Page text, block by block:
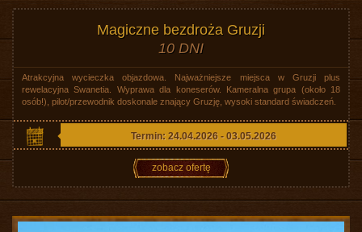
Magiczne bezdroża Gruzji
10 DNI
Atrakcyjna wycieczka objazdowa. Najważniejsze miejsca w Gruzji plus
rewelacyjna Swanetia. Wyprawa dla koneserów. Kameralna grupa (około 18
osób!), pilot/przewodnik doskonale znający Gruzję, wysoki standard świadczeń.
Termin: 24.04.2026 - 03.05.2026
zobacz ofertę